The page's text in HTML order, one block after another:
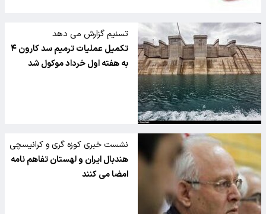
تسنیم گزارش می دهد
تکمیل عملیات ترمیم سد کارون ۴
به هفته اول خرداد موکول شد
نشست خبری کوزه گری و کرانیسچی
فردا برگزار می شود
هندبال ایران و لهستان تفاهم نامه
امضا می کنند